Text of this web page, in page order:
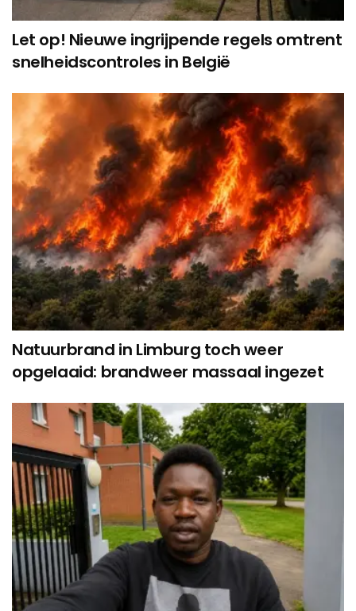
Let op! Nieuwe ingrijpende regels omtrent
snelheidscontroles in België
Natuurbrand in Limburg toch weer
opgelaaid: brandweer massaal ingezet